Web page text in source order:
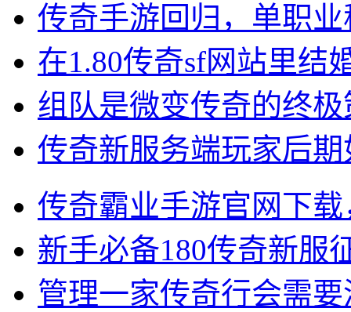
传奇手游回归，单职
在1.80传奇sf网站里结
组队是微变传奇的终极
传奇新服务端玩家后
传奇霸业手游官网下
新手必备180传奇新服
管理一家传奇行会需